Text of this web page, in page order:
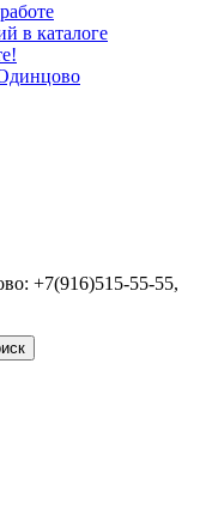
в каталоге
+7(916)515-55-55,